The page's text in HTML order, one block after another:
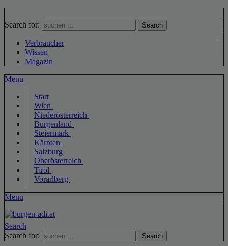
Search for: Search
Verbraucher
Wissen
Magazin
Menu
Start
Wien
Niederösterreich
Burgenland
Steiermark
Kärnten
Salzburg
Oberösterreich
Tirol
Vorarlberg
Menu
Search
Search for:
Search